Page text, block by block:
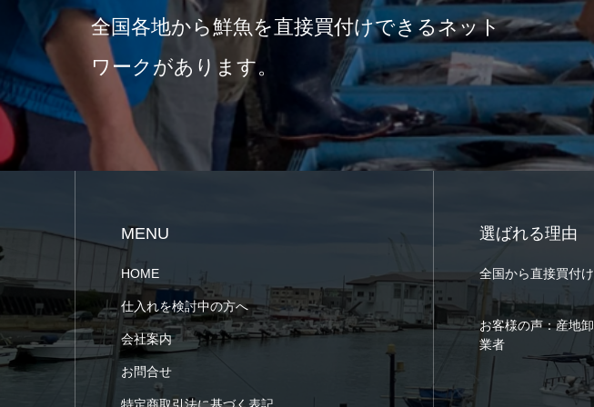
全国各地から鮮魚を直接買付けできるネット
ワークがあります。
MENU
HOME
仕入れを検討中の方へ
会社案内
お問合せ
選ばれる理由
全国から直接買付け
お客様の声：産地卸
業者